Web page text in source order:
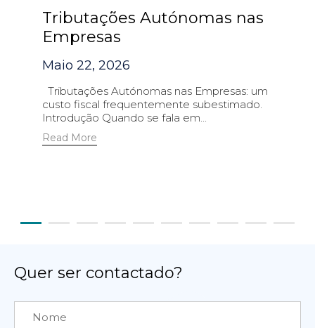
Tributações Autónomas nas
Empresas
Maio 22, 2026
Tributações Autónomas nas Empresas: um
custo fiscal frequentemente subestimado.
Introdução Quando se fala em...
Read More
Quer ser contactado?